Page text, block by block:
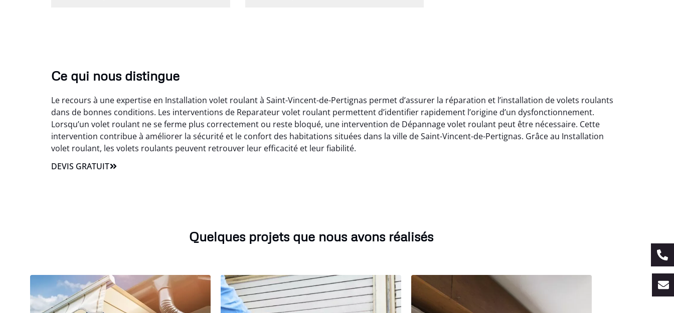
Ce qui nous distingue
Le recours à une expertise en Installation volet roulant à Saint-Vincent-de-Pertignas permet d’assurer la réparation et l’installation de volets roulants
dans de bonnes conditions. Les interventions de Reparateur volet roulant permettent d’identifier rapidement l’origine d’un dysfonctionnement.
Lorsqu’un volet roulant ne se ferme plus correctement ou reste bloqué, une intervention de Dépannage volet roulant peut être nécessaire. Cette
intervention contribue à améliorer la sécurité et le confort des habitations situées dans la ville de Saint-Vincent-de-Pertignas. Grâce au Installation
volet roulant, les volets roulants peuvent retrouver leur efficacité et leur fiabilité.
DEVIS GRATUIT
Quelques projets que nous avons réalisés